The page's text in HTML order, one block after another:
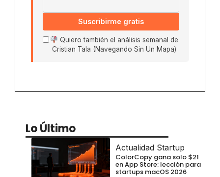
Suscribirme gratis
Quiero también el análisis semanal de
Cristian Tala (Navegando Sin Un Mapa)
Lo Último
Actualidad Startup
ColorCopy gana solo $21
en App Store: lección para
startups macOS 2026